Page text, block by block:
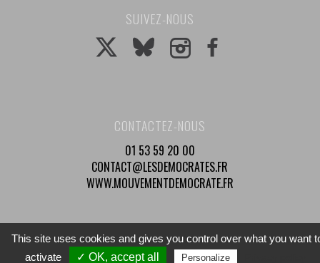
SUIVEZ-NOUS
CONTACTEZ-NOUS
01 53 59 20 00
CONTACT@LESDEMOCRATES.FR
WWW.MOUVEMENTDEMOCRATE.FR
© 2025 Mouvement Démocrate - Tous droits réservés
This site uses cookies and gives you control over what you want
activate
✓ OK, accept all Personalize